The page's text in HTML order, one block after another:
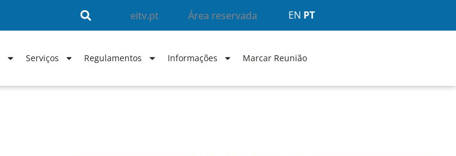
eitv.pt Área reservada EN PT
Serviços Regulamentos Informações Marcar Reunião